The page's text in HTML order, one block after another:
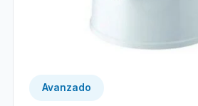
Avanzado